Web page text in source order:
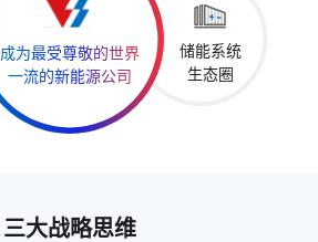
成为最受尊敬的世界
一流的新能源公司
储能系统
生态圈
三大战略思维